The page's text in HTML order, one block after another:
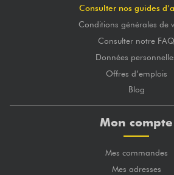
Consulter nos guides
Conditions générales de
Consulter notre FAQ
Données
Offres d’emplois
Blog
Mon compte
Mes commandes
Mes adresses